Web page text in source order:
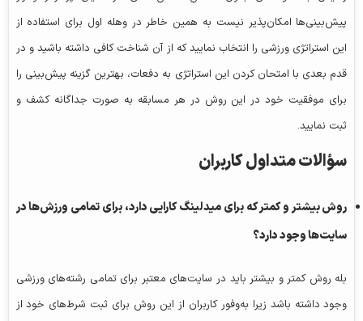
پیش‌بینی‌ها امکان‌پذیر نیست به همین خاطر در وهله اول برای استفاده از
این استراتژی ورزشی را انتخاب نمایید که از آن شناخت کافی داشته باشید و در
قدم بعدی با امتحان کردن این استراتژی به دفعات، بهترین گزینه پیش‌بینی را
برای موفقیت خود در این روش در هر مسابقه به صورت جداگانه کشف و
ثبت نمایید.
سؤالات متداول کاربران
روش بیشتر و کمتر که برای میدلینگ کارایی دارد، برای تمامی ورزش‌ها در
سایت‌ها وجود دارد؟
بله روش کمتر و بیشتر باید در سایت‌های معتبر برای تمامی رشته‌های ورزشی
وجود داشته باشد زیرا به‌وفور کاربران از این روش برای ثبت شرط‌های خود از